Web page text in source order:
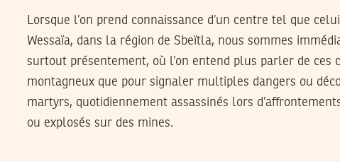
Lorsque l’on prend connaissance d’un centre tel que
Wessaïa, dans la région de Sbeïtla, nous sommes
surtout présentement, où l’on entend plus parler de ces
montagneux que pour signaler multiples dangers ou
martyrs, quotidiennement assassinés lors
ou explosés sur des mines.